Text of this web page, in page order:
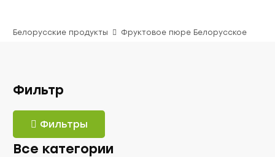
Белорусские продукты Фруктовое пюре Белорусское
Фильтр
Фильтры
Все категории